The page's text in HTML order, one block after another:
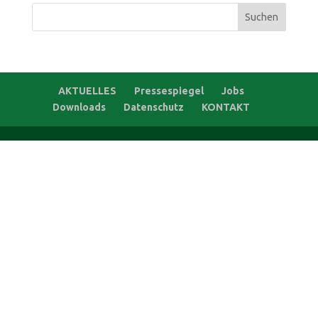
Suchen
AKTUELLES Pressespiegel
Jobs
Downloads
Datenschutz KONTAKT